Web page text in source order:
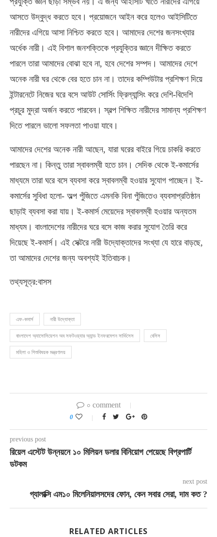
আসতে উদ্বুদ্ধ করতে হবে। প্রয়োজনে আইন করে হলেও আইসিটিতে
নারীদের এগিয়ে আসা নিশ্চিত করতে হবে। আমাদের দেশের জনসংখ্যার
অর্ধেক নারী। এই বিশাল জনশক্তিকে প্রযুক্তির জ্ঞানে দীক্ষিত করতে
পারলে তারা আমাদের বোঝা হবে না, হবে দেশের সম্পদ। আমাদের দেশে
অনেক নারী ঘর থেকে বের হতে চান না। তাদের কম্পিউটার প্রশিক্ষণ দিয়ে
ইন্টারনেটে নিজের ঘরে বসে আউট সোর্সিং ফ্রিল্যান্সিং করে দেশি-বিদেশি
প্রচুর মুদ্রা অর্জন করতে পারবেন। স্বল্প শিক্ষিত নারীদের সামান্য প্রশিক্ষণ
দিতে পারলে ভালো সফলতা পাওয়া যাবে।
আমাদের দেশের অনেক নারী আছেন, যারা ঘরের বাইরে গিয়ে চাকরি করতে
পারছেন না। কিন্তু তারা স্বাবলম্বী হতে চান। সেদিক থেকে ই-কমার্সের
মাধ্যমে তারা ঘরে বসে ব্যবসা করে স্বাবলম্বী হওয়ার সুযোগ পাচ্ছেন। ই-
কমার্সের সুবিধা হলো- অল্প পুঁজিতে এমনকি বিনা পুঁজিতেও ব্যবসাপ্রতিষ্ঠান
ছাড়াই ব্যবসা করা যায়। ই-কমার্স মেয়েদের স্বাবলম্বী হওয়ার অন্যতম
মাধ্যম। বাংলাদেশের নারীদের ঘরে বসে কাজ করার সুযোগ তৈরি করে
দিয়েছে ই-কমার্স। এই সেক্টরে নারী উদ্যোক্তাদের সংখ্যা যে হারে বাড়ছে,
তা আমাদের দেশের জন্য অবশ্যই ইতিবাচক।
তথ্যসূত্র:বাসস
এফ-কমার্স নারী উদ্যোক্তা
বাংলাদেশ অ্যাসোসিয়েশন অব সফটওয়্যার অ্যান্ড ইনফরমেশন সার্ভিসেস বেসিস
মহিলা ও শিশুবিষয়ক মন্ত্রণালয়
০ comment
0
previous post
রিয়েল এস্টেট উন্নয়নে ১০ মিলিয়ন ডলার বিনিয়োগ পেয়েছে বিপ্রপার্টি
ডটকম
next post
গ্যালাক্সি এম১০ মিলেনিয়ালসদের ফোন, কেন সবার সেরা, দাম কত ?
RELATED ARTICLES